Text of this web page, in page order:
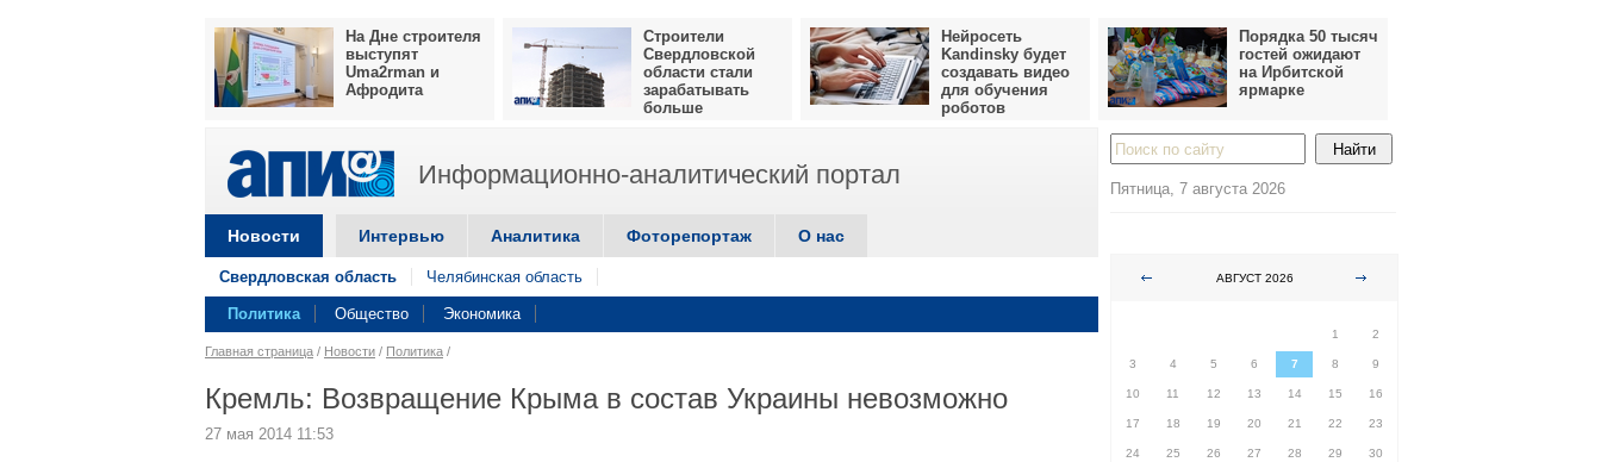
На Дне строителя
выступят
Uma2rman и
Афродита
Строители
Свердловской
области стали
зарабатывать
больше
Нейросеть
Kandinsky будет
создавать видео
для обучения
роботов
Порядка 50 тысяч
гостей ожидают
на Ирбитской
ярмарке
Информационно-аналитический портал
Новости Интервью Аналитика Фоторепортаж О нас
Свердловская область Челябинская область
Политика Общество Экономика
Главная страница / Новости / Политика /
Кремль: Возвращение Крыма в состав Украины невозможно
27 мая 2014 11:53
Пятница, 7 августа 2026
АВГУСТ 2026
1
2
3 4 5 6 7 8 9
10 11 12 13 14 15 16
17 18 19 20 21 22 23
24 25 26 27 28 29 30